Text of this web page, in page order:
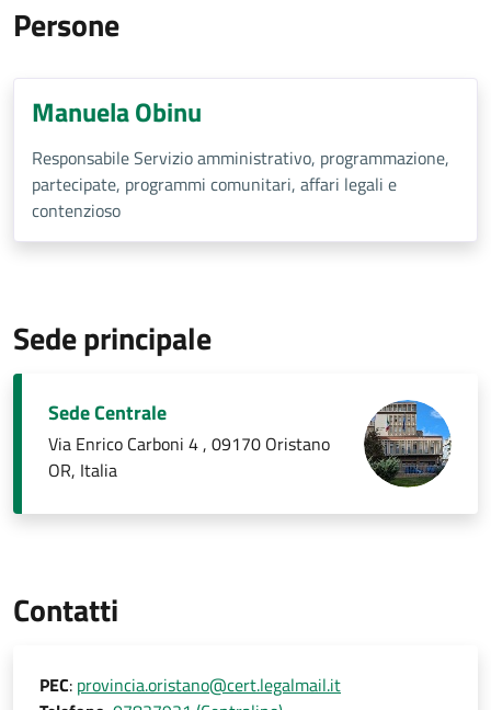
Persone
Manuela Obinu
Responsabile Servizio amministrativo, programmazione,
partecipate, programmi comunitari, affari legali e
contenzioso
Sede principale
Sede Centrale
Via Enrico Carboni 4 , 09170 Oristano
OR, Italia
Contatti
PEC: provincia.oristano@cert.legalmail.it